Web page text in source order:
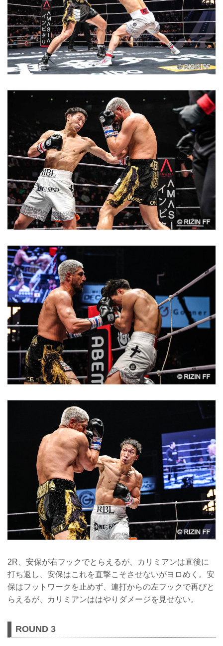
2R、安保が右フックでとらえるが、カリミアンは直後に
打ち返し、安保はこれを直撃こそさせないがヨロめく。安
保はフットワークを止めず、連打からの左フックで再びと
らえるが、カリミアンははやりダメージを見せない。
ROUND 3